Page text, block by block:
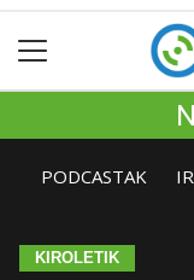
PODCASTAK
KIROLETIK